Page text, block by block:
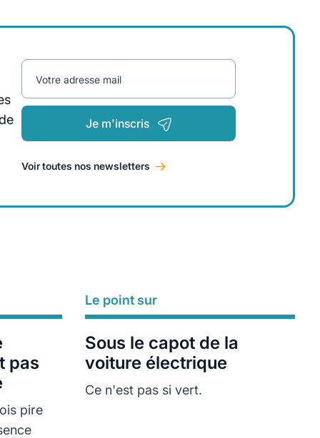
Votre adresse mail
Je m'inscris
Voir toutes nos newsletters
pas
pire
Le point sur
Sous le capot de la
voiture électrique
Ce n'est pas si vert.
Lire plus